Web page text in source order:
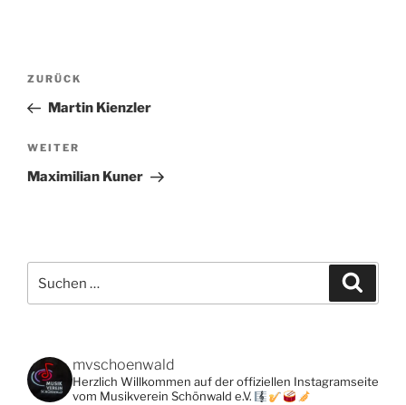
Beitragsnavigation
Vorheriger
Beitrag
ZURÜCK
Martin Kienzler
Nächster
Beitrag
WEITER
Maximilian Kuner
nach:
mvschoenwald
Herzlich Willkommen auf der offiziellen Instagramseite
vom Musikverein Schönwald e.V.